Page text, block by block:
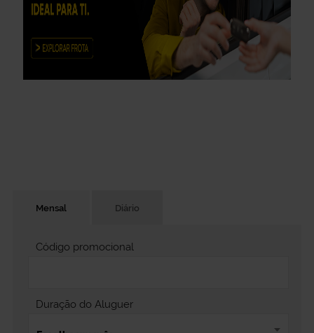
Mensal Diário
Duração do Aluguer
Código promocional